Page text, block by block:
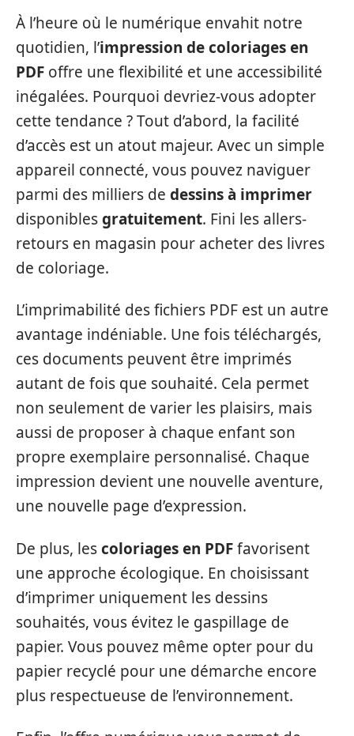
À l’heure où le numérique envahit notre
quotidien, l’impression de coloriages en
PDF offre une flexibilité et une accessibilité
inégalées. Pourquoi devriez-vous adopter
cette tendance ? Tout d’abord, la facilité
d’accès est un atout majeur. Avec un simple
appareil connecté, vous pouvez naviguer
parmi des milliers de dessins à imprimer
disponiblesgratuitement. Fini les allers-
retours en magasin pour acheter des livres
de coloriage.
L’imprimabilité des fichiers PDF est un autre
avantage indéniable. Une fois téléchargés,
ces documents peuvent être imprimés
autant de fois que souhaité. Cela permet
non seulement de varier les plaisirs, mais
aussi de proposer à chaque enfant son
propre exemplaire personnalisé. Chaque
impression devient une nouvelle aventure,
une nouvelle page d’expression.
De plus, lescoloriages en PDFfavorisent
une approche écologique. En choisissant
d’imprimer uniquement les dessins
souhaités, vous évitez le gaspillage de
papier. Vous pouvez même opter pour du
papier recyclé pour une démarche encore
plus respectueuse de l’environnement.